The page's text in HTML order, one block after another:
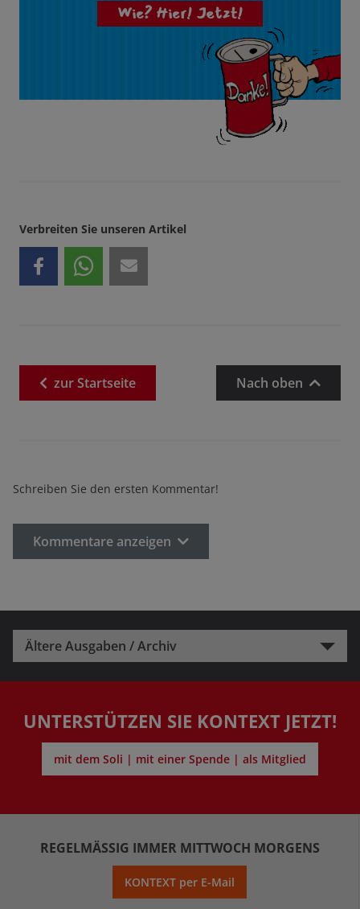
Wie? Hier! Jetzt!
Verbreiten Sie unseren Artikel
zurStartseite Nach oben
Schreiben Sie den ersten Kommentar!
Kommentare anzeigen
Ältere Ausgaben / Archiv
UNTERSTÜTZEN SIE KONTEXT JETZT!
mit dem Soli | mit einer Spende | als Mitglied
REGELMÄSSIG IMMER MITTWOCH MORGENS
KONTEXT per E-Mail